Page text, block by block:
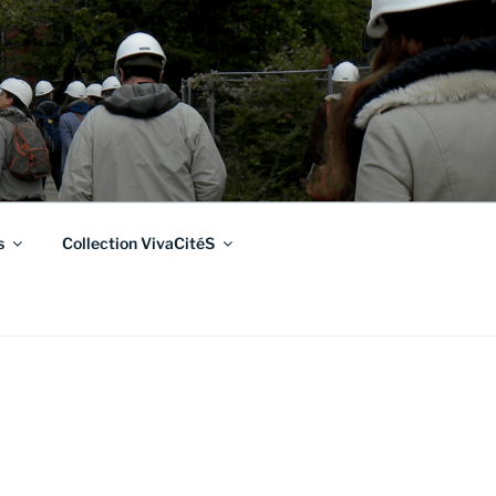
Collection VivaCitéS